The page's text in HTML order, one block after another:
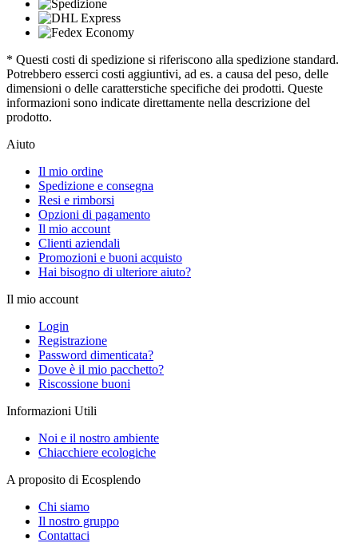
* Questi costi di spedizione si riferiscono alla spedizione standard.
Potrebbero esserci costi aggiuntivi, ad es. a causa del peso, delle
dimensioni o delle caratterstiche specifiche dei prodotti. Queste
informazioni sono indicate direttamente nella descrizione del
prodotto.
Aiuto
Il mio ordine
Spedizione e consegna
Resi e rimborsi
Opzioni di pagamento
Il mio account
Clienti aziendali
Promozioni e buoni acquisto
Hai bisogno di ulteriore aiuto?
Il mio account
Login
Registrazione
Password dimenticata?
Dove è il mio pacchetto?
Riscossione buoni
Informazioni Utili
Noi e il nostro ambiente
Chiacchiere ecologiche
A proposito di Ecosplendo
Chi siamo
Il nostro gruppo
Contattaci